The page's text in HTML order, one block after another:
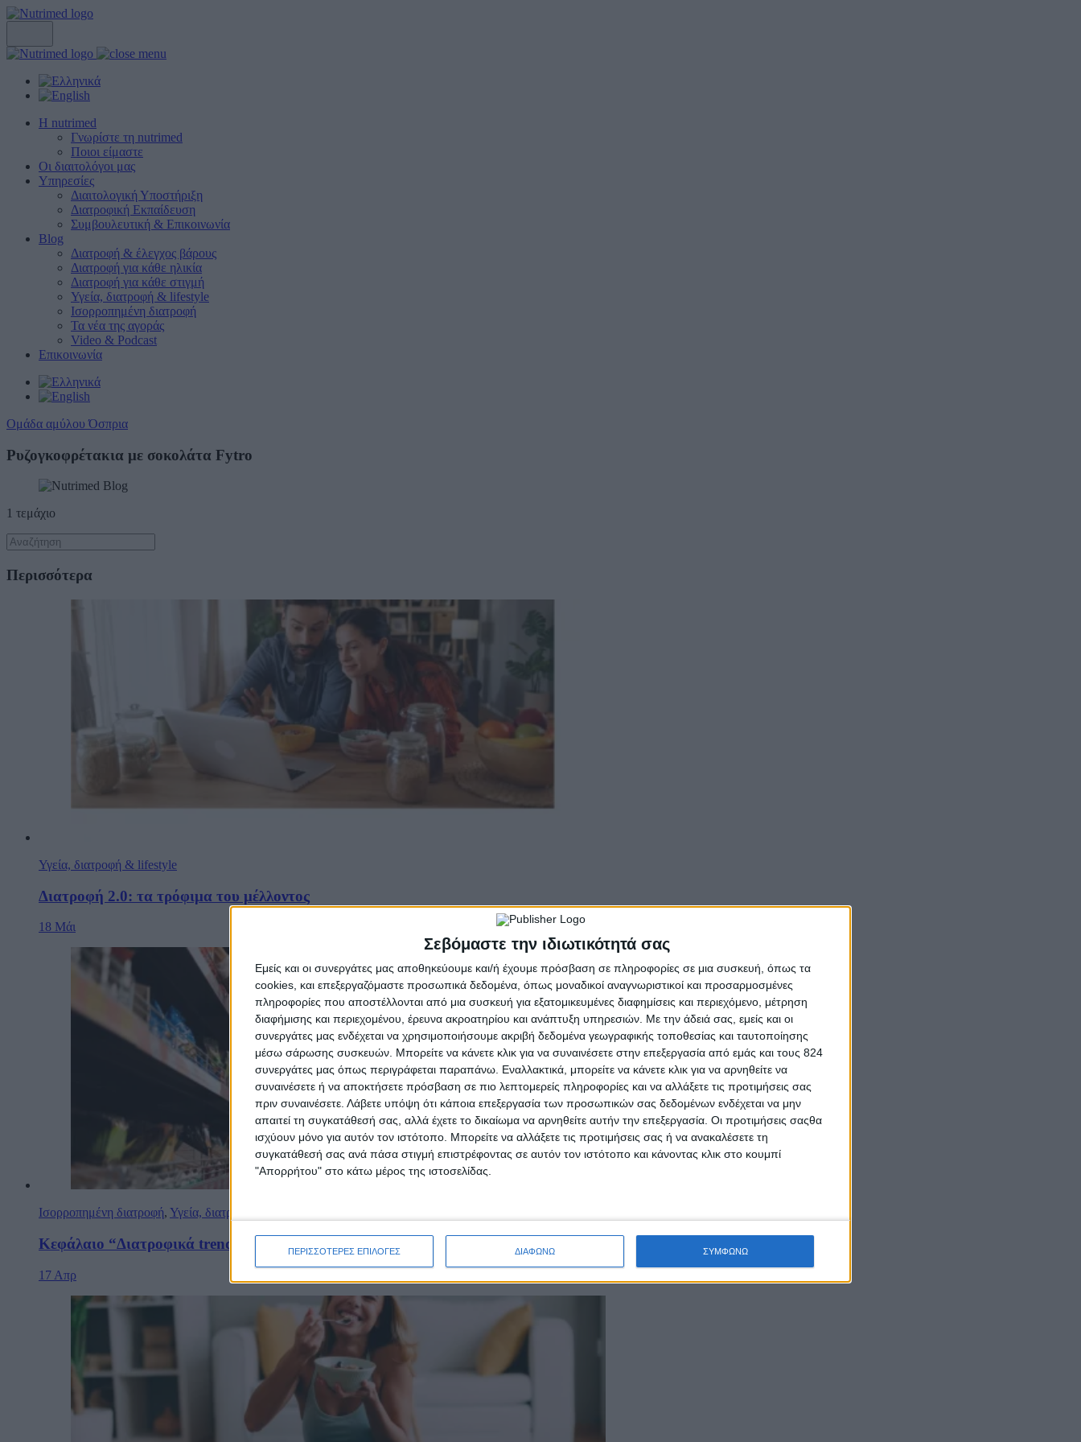
Σεβόμαστε την ιδιωτικότητά σας
Εμείς και οι συνεργάτες μας αποθηκεύουμε και/ή έχουμε πρόσβαση σε πληροφορίες σε μια συσκευή, όπως τα
cookies, και επεξεργαζόμαστε προσωπικά δεδομένα, όπως μοναδικοί αναγνωριστικοί και προσαρμοσμένες
πληροφορίες που αποστέλλονται από μια συσκευή για εξατομικευμένες διαφημίσεις και περιεχόμενο, μέτρηση
διαφήμισης και περιεχομένου, έρευνα ακροατηρίου και ανάπτυξη υπηρεσιών. Με την άδειά σας, εμείς και οι
συνεργάτες μας ενδέχεται να χρησιμοποιήσουμε ακριβή δεδομένα γεωγραφικής τοποθεσίας και ταυτοποίησης
μέσω σάρωσης συσκευών. Μπορείτε να κάνετε κλικ για να συναινέσετε στην επεξεργασία από εμάς και τους 824
συνεργάτες μας όπως περιγράφεται παραπάνω. Εναλλακτικά, μπορείτε να κάνετε κλικ για να αρνηθείτε να
συναινέσετε ή να αποκτήσετε πρόσβαση σε πιο λεπτομερείς πληροφορίες και να αλλάξετε τις προτιμήσεις σας
πριν συναινέσετε. Λάβετε υπόψη ότι κάποια επεξεργασία των προσωπικών σας δεδομένων ενδέχεται να μην
απαιτεί τη συγκατάθεσή σας, αλλά έχετε το δικαίωμα να αρνηθείτε αυτήν την επεξεργασία. Οι προτιμήσεις σαςθα
ισχύουν μόνο για αυτόν τον ιστότοπο. Μπορείτε να αλλάξετε τις προτιμήσεις σας ή να ανακαλέσετε τη
συγκατάθεσή σας ανά πάσα στιγμή επιστρέφοντας σε αυτόν τον ιστότοπο και κάνοντας κλικ στο κουμπί
"Απορρήτου" στο κάτω μέρος της ιστοσελίδας.
ΠΕΡΙΣΣΟΤΕΡΕΣ ΕΠΙΛΟΓΕΣ ΔΙΑΦΩΝΩ ΣΥΜΦΩΝΩ
Η nutrimed
Γνωρίστε τη nutrimed
Ποιοι είμαστε
Οι διαιτολόγοι μας
Υπηρεσίες
Διαιτολογική Υποστήριξη
Διατροφική Εκπαίδευση
Συμβουλευτική & Επικοινωνία
Blog
Διατροφή & έλεγχος βάρους
Διατροφή για κάθε ηλικία
Διατροφή για κάθε στιγμή
Υγεία, διατροφή & lifestyle
Ισορροπημένη διατροφή
Τα νέα της αγοράς
Video & Podcast
Επικοινωνία
Ομάδα αμύλου Όσπρια
Ρυζογκοφρέτακια με σοκολάτα Fytro
1 τεμάχιο
Περισσότερα
Υγεία, διατροφή & lifestyle
Διατροφή 2.0: τα τρόφιμα του μέλλοντος
18 Μάι
Ισορροπημένη διατροφή, Υγεία, διατροφή & lifestyle
Κεφάλαιο “Διατροφικά trends”: zoοm στα προϊόντα high protein
17 Απρ